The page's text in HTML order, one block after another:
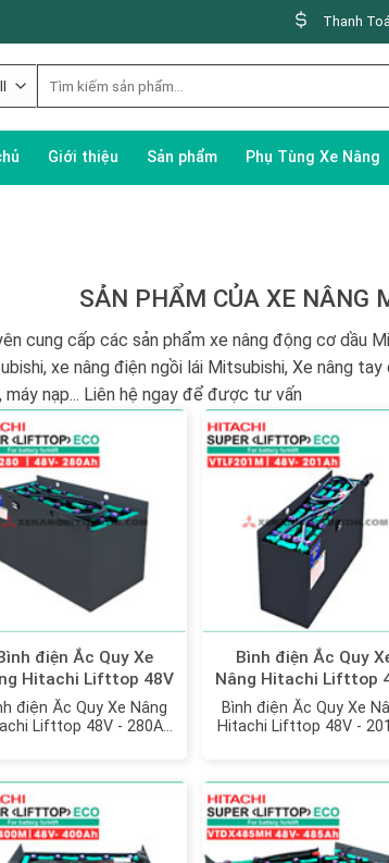
Thanh
Giới thiệu Sản phẩm Phụ Tùng Xe Nâng
SẢN PHẨM CỦA XE NÂNG
cung cấp các sản phẩm xe nâng động cơ dầu
xe nâng điện ngồi lái Mitsubishi, Xe nâng
máy nạp... Liên hệ ngay để được tư vấn
điện Ắc Quy Xe
Hitachi Lifttop 48V
model: VTLF280
điện Ắc Quy Xe Nâng
Lifttop 48V - 280Ah
Bình điện Ắc Quy
Nâng Hitachi Lifttop
- 201Ah model:
VTFL201M
Bình điện Ắc Quy Xe
Hitachi Lifttop 48V -